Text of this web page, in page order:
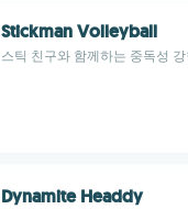
Stickman Volleyball
스틱 친구와 함께하는 중독성
Dynamite Headdy